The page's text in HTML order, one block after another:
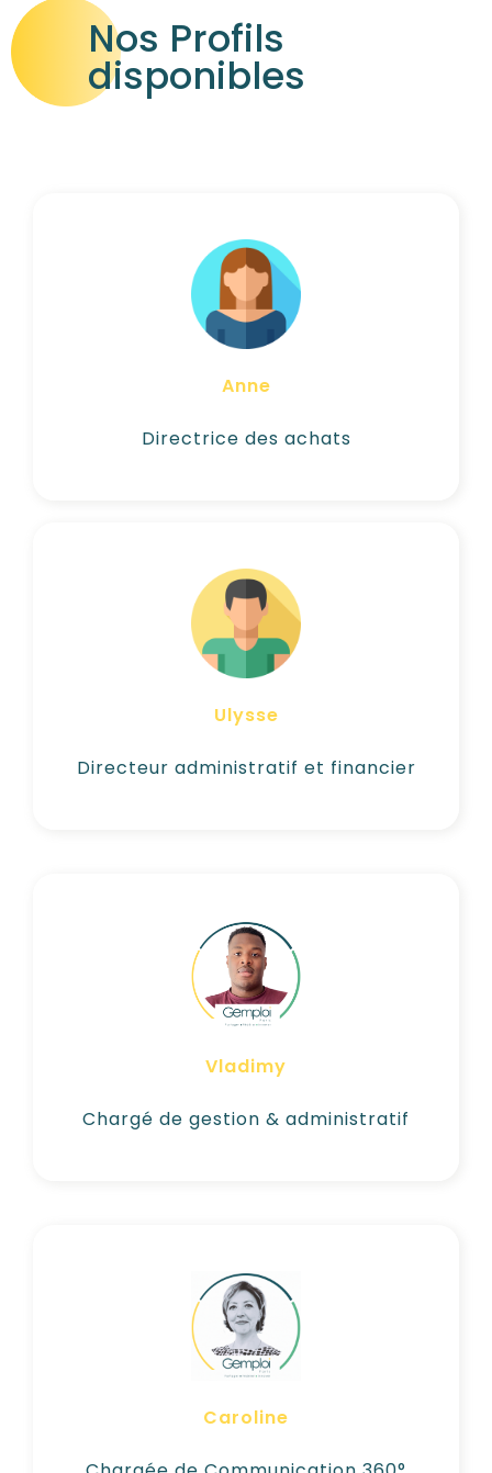
Nos Profils
disponibles
Anne
Directrice des achats
1 à 5 jours semaine
Négociation & Achats Stratégie RSE
Voir son CV
Ulysse
Directeur administratif et financier
1 à 5 jours semaine
Pilotage de la fonction finance
Gestion et optimisation de la
Trésorerie Suivi des marges BFR,
Voir son CV
Vladimy
Chargé de gestion & administratif
1 à 2 jours par semaine
Gestion administrative Comptable
Trésorerie
Caroline
1 jour semaine
Gestion de projet
Stratégie et communication 360°
Direction artistique